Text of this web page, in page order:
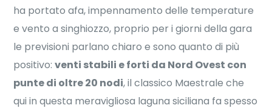
ha portato afa, impennamento delle temperature
e vento a singhiozzo, proprio per i giorni della gara
le previsioni parlano chiaro e sono quanto di più
positivo:venti stabili e forti da Nord Ovest con
punte di oltre 20 nodi, il classico Maestrale che
qui in questa meravigliosa laguna siciliana fa spesso